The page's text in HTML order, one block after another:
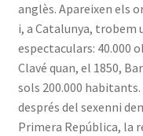
anglès. Apareixen els
i, a Catalunya, trobem
espectaculars: 40.000
Clavé quan, el 1850,
sols 200.000
després del sexenni
Primera República, la